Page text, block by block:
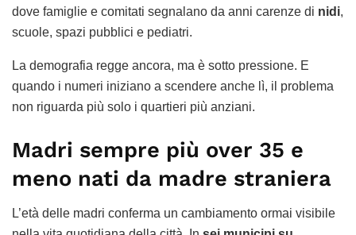
dove famiglie e comitati segnalano da anni carenze di nidi,
scuole, spazi pubblici e pediatri.
La demografia regge ancora, ma è sotto pressione. E
quando i numeri iniziano a scendere anche lì, il problema
non riguarda più solo i quartieri più anziani.
Madri sempre più over 35 e
meno nati da madre straniera
L’età delle madri conferma un cambiamento ormai visibile